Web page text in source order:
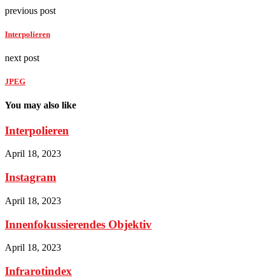
previous post
Interpolieren
next post
JPEG
You may also like
Interpolieren
April 18, 2023
Instagram
April 18, 2023
Innenfokussierendes Objektiv
April 18, 2023
Infrarotindex